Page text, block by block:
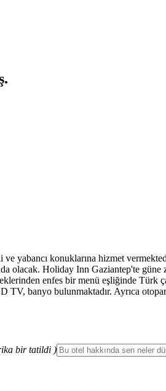
konuklarına hizmet
olacak. Holiday Inn Gaziantep'te
enfes bir menü eşliğinde Türk
TV, banyo bulunmaktadır. Ayrıca
bir tatildi )